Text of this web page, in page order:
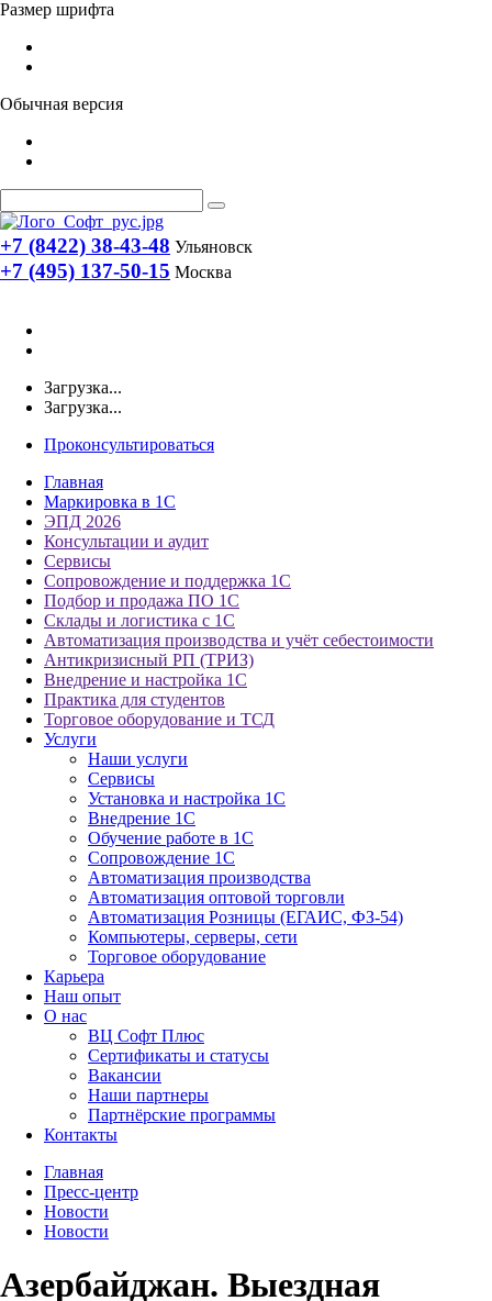
Размер шрифта
Обычная версия
+7 (8422) 38-43-48 Ульяновск
+7 (495) 137-50-15 Москва
Загрузка...
Загрузка...
Проконсультироваться
Главная
Маркировка в 1С
ЭПД 2026
Консультации и аудит
Сервисы
Сопровождение и поддержка 1С
Подбор и продажа ПО 1С
Склады и логистика с 1С
Автоматизация производства и учёт себестоимости
Антикризисный РП (ТРИЗ)
Внедрение и настройка 1С
Практика для студентов
Торговое оборудование и ТСД
Услуги
Наши услуги
Сервисы
Установка и настройка 1С
Внедрение 1С
Обучение работе в 1С
Сопровождение 1С
Автоматизация производства
Автоматизация оптовой торговли
Автоматизация Розницы (ЕГАИС, ФЗ-54)
Компьютеры, серверы, сети
Торговое оборудование
Карьера
Наш опыт
О нас
ВЦ Софт Плюс
Сертификаты и статусы
Вакансии
Наши партнеры
Партнёрские программы
Контакты
Главная
Пресс-центр
Новости
Новости
Азербайджан. Выездная